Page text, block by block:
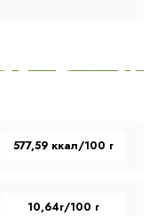
577,59 ккал/100 г
10,64г/100 г